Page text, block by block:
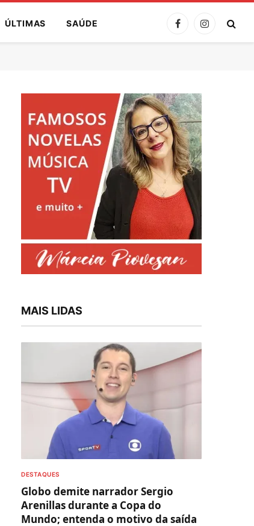
ÚLTIMAS SAÚDE FacebookInstagram
MAIS LIDAS
DESTAQUES
Globo demite narrador Sergio
Arenillas durante a Copa do
Mundo; entenda o motivo da saída